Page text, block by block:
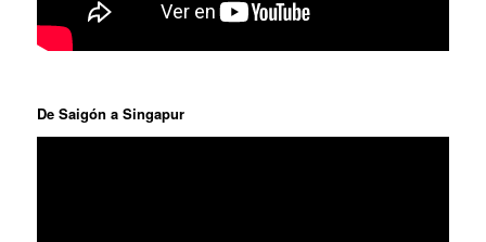
De Saigón a Singapur